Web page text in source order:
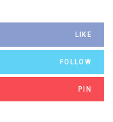
LIKE
FOLLOW
PIN